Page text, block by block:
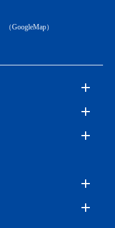
（GoogleMap）